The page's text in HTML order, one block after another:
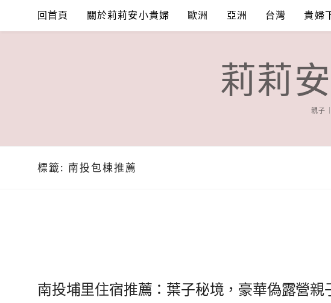
回首頁 關於莉莉安小貴婦 歐洲 亞洲 台灣 貴婦
莉莉
親子
標籤: 南投包棟推薦
南投埔里住宿推薦：葉子秘境，豪華偽露營